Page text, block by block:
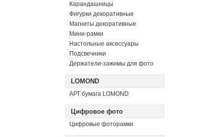
Карандашницы
Фигурки декоративные
Магниты декоративные
Мини-рамки
Настольные аксессуары
Подсвечники
Держатели-зажимы для фото
LOMOND
АРТ бумага LOMOND
Цифровое фото
Цифровые фоторамки